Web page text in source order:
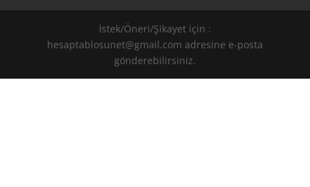
İstek/Öneri/Şikayet için :
hesaptablosunet@gmail.com adresine e-posta
gönderebilirsiniz.